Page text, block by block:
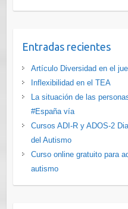
Entradas recientes
Artículo Diversidad en el
Inflexibilidad en el TEA
La situación de las
#España vía
Cursos ADI-R y ADOS-2
del Autismo
Curso online gratuito para
autismo